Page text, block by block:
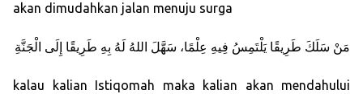
akan dimudahkan jalan menuju surga
مَنْ سَلَكَ طَرِيقًا يَلْتَمِسُ فِيهِ عِلْمًا، سَهَّلَ اللهُ لَهُ بِهِ طَرِيقًا إِلَى الْجَنَّةِ
kalau kalian Istiqomah maka kalian akan mendahului